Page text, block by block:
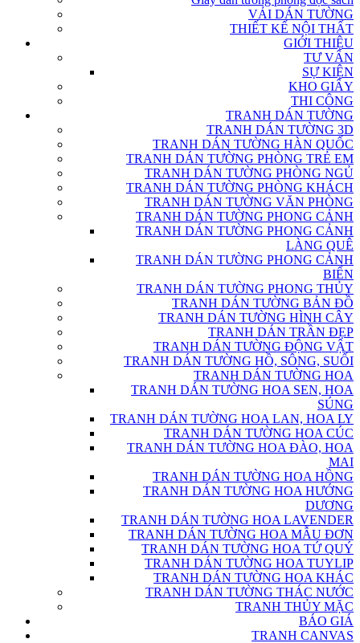
VẢI DÁN TƯỜNG
THIẾT KẾ NỘI THẤT
GIỚI THIỆU
TƯ VẤN
SỰ KIỆN
KHO GIẤY
THI CÔNG
TRANH DÁN TƯỜNG
TRANH DÁN TƯỜNG 3D
TRANH DÁN TƯỜNG HÀN QUỐC
TRANH DÁN TƯỜNG PHÒNG TRẺ EM
TRANH DÁN TƯỜNG PHÒNG NGỦ
TRANH DÁN TƯỜNG PHÒNG KHÁCH
TRANH DÁN TƯỜNG VĂN PHÒNG
TRANH DÁN TƯỜNG PHONG CẢNH
TRANH DÁN TƯỜNG PHONG CẢNH
LÀNG QUÊ
TRANH DÁN TƯỜNG PHONG CẢNH
BIỂN
TRANH DÁN TƯỜNG PHONG THỦY
TRANH DÁN TƯỜNG BẢN ĐỒ
TRANH DÁN TƯỜNG HÌNH CÂY
TRANH DÁN TRẦN ĐẸP
TRANH DÁN TƯỜNG ĐỘNG VẬT
TRANH DÁN TƯỜNG HỒ, SÔNG, SUỐI
TRANH DÁN TƯỜNG HOA
TRANH DÁN TƯỜNG HOA SEN, HOA
SÚNG
TRANH DÁN TƯỜNG HOA LAN, HOA LY
TRANH DÁN TƯỜNG HOA CÚC
TRANH DÁN TƯỜNG HOA ĐÀO, HOA
MAI
TRANH DÁN TƯỜNG HOA HỒNG
TRANH DÁN TƯỜNG HOA HƯỚNG
DƯƠNG
TRANH DÁN TƯỜNG HOA LAVENDER
TRANH DÁN TƯỜNG HOA MẪU ĐƠN
TRANH DÁN TƯỜNG HOA TỨ QUÝ
TRANH DÁN TƯỜNG HOA TUYLIP
TRANH DÁN TƯỜNG HOA KHÁC
TRANH DÁN TƯỜNG THÁC NƯỚC
TRANH THỦY MẶC
BÁO GIÁ
TRANH CANVAS